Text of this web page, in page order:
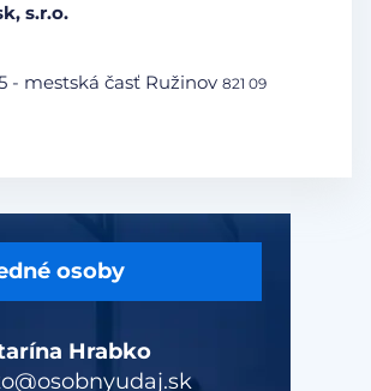
osoby
Hrabko
s.r.o.
- mestská časť Ružinov 821 09